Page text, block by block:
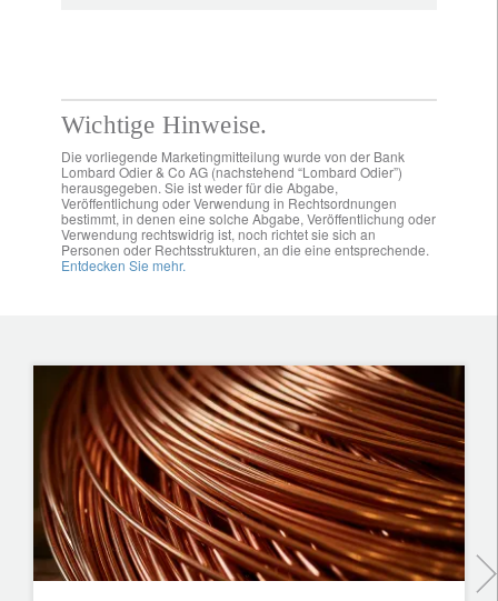
Wichtige Hinweise.
Die vorliegende Marketingmitteilung wurde von der Bank
Lombard Odier & Co AG (nachstehend “Lombard Odier”)
herausgegeben. Sie ist weder für die Abgabe,
Veröffentlichung oder Verwendung in Rechtsordnungen
bestimmt, in denen eine solche Abgabe, Veröffentlichung oder
Verwendung rechtswidrig ist, noch richtet sie sich an
Personen oder Rechtsstrukturen, an die eine entsprechende.
Entdecken Sie mehr.